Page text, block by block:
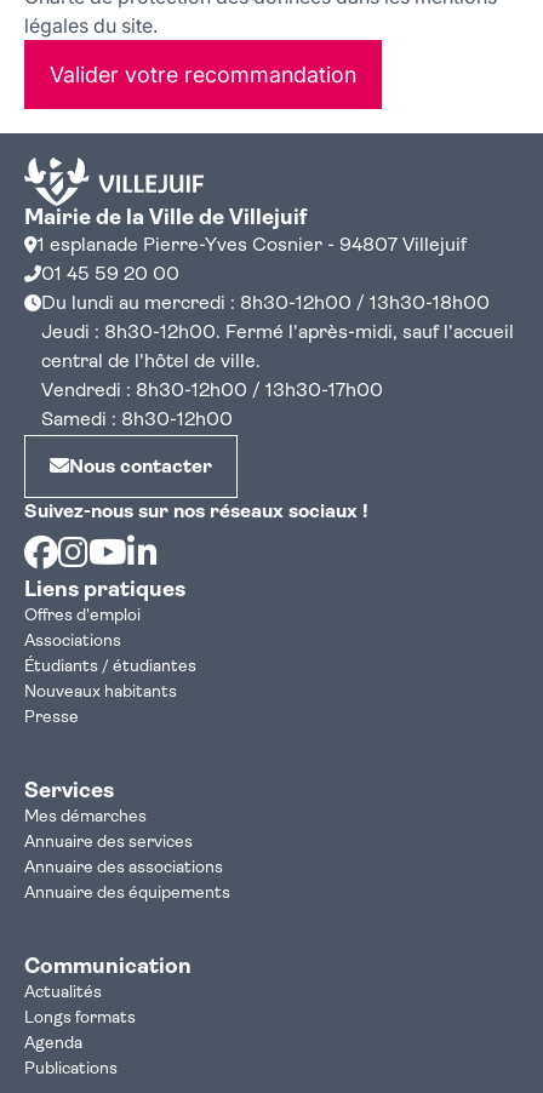
légales du site.
Valider votre recommandation
Mairie de la Ville de Villejuif
1 esplanade Pierre-Yves Cosnier - 94807 Villejuif
01 45 59 20 00
Du lundi au mercredi : 8h30-12h00 / 13h30-18h00
Jeudi : 8h30-12h00. Fermé l'après-midi, sauf l'accueil
central de l'hôtel de ville.
Vendredi : 8h30-12h00 / 13h30-17h00
Samedi : 8h30-12h00
Nous contacter
Suivez-nous sur nos réseaux sociaux !
Facebook
Instagram
Youtube
Liens pratiques
Offres d'emploi
Associations
Étudiants / étudiantes
Nouveaux habitants
Presse
Services
Mes démarches
Annuaire des services
Annuaire des associations
Annuaire des équipements
Communication
Actualités
Longs formats
Agenda
Publications